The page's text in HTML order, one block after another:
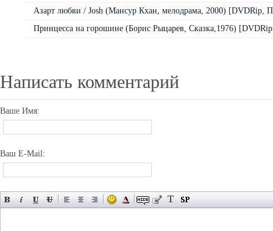
Азарт любви / Josh (Мансур Кхан, мелодрама, 2000) [DVDRip,
Принцесса на горошине (Борис Рыцарев, Сказка,1976) [DVDRip,
Написать комментарий
Ваше Имя:
Ваш E-Mail: